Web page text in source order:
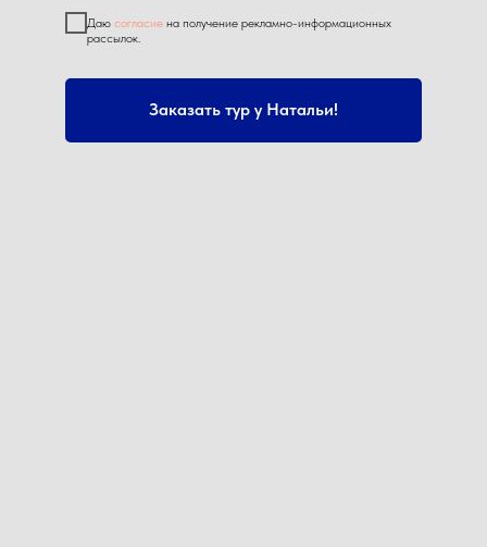
Даю согласие на получение рекламно-информационных
рассылок.
Заказать тур у Натальи!